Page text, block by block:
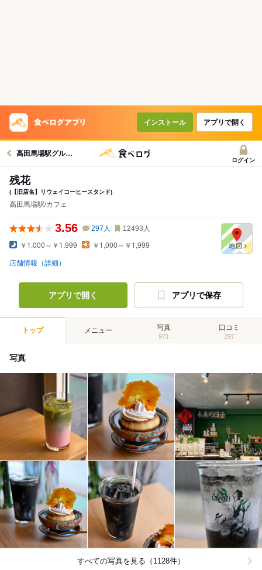
インストール アプリで開く
高田馬場駅グルメへ
ログイン
残花
(【旧店名】リウェイコーヒースタンド)
高田馬場駅/カフェ
3.56 297 人 12493 人
￥1,000～￥1,999 ￥1,000～￥1,999
店舗情報（詳細）
アプリで開く アプリで保存
トップ メニュー 写真
971
口コミ
297
写真
すべての写真を見る（1128件）